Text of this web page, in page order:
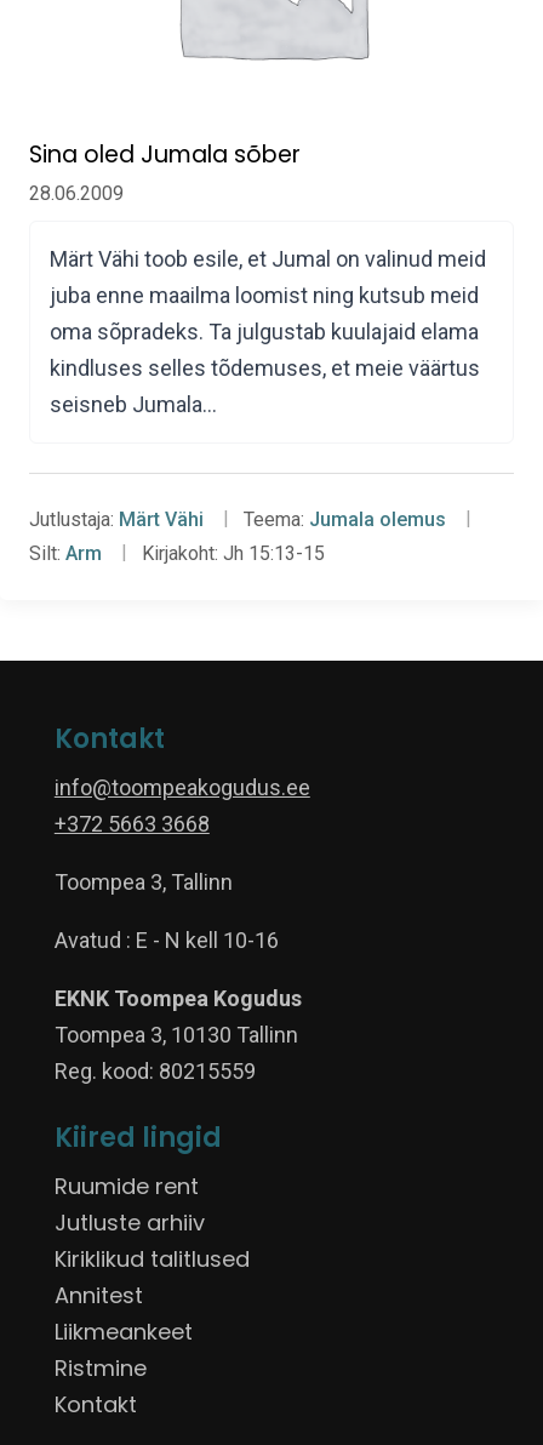
Sina oled Jumala sõber
28.06.2009
Märt Vähi toob esile, et Jumal on valinud meid
juba enne maailma loomist ning kutsub meid
oma sõpradeks. Ta julgustab kuulajaid elama
kindluses selles tõdemuses, et meie väärtus
seisneb Jumala…
Jutlustaja: Märt Vähi Teema: Jumala olemus
Silt: Arm Kirjakoht: Jh 15:13-15
Kontakt
info@toompeakogudus.ee
+372 5663 3668
Toompea 3, Tallinn
Avatud : E - N kell 10-16
EKNK Toompea Kogudus
Toompea 3, 10130 Tallinn
Reg. kood: 80215559
Kiired lingid
Ruumide rent
Jutluste arhiiv
Kiriklikud talitlused
Annitest
Liikmeankeet
Ristmine
Kontakt